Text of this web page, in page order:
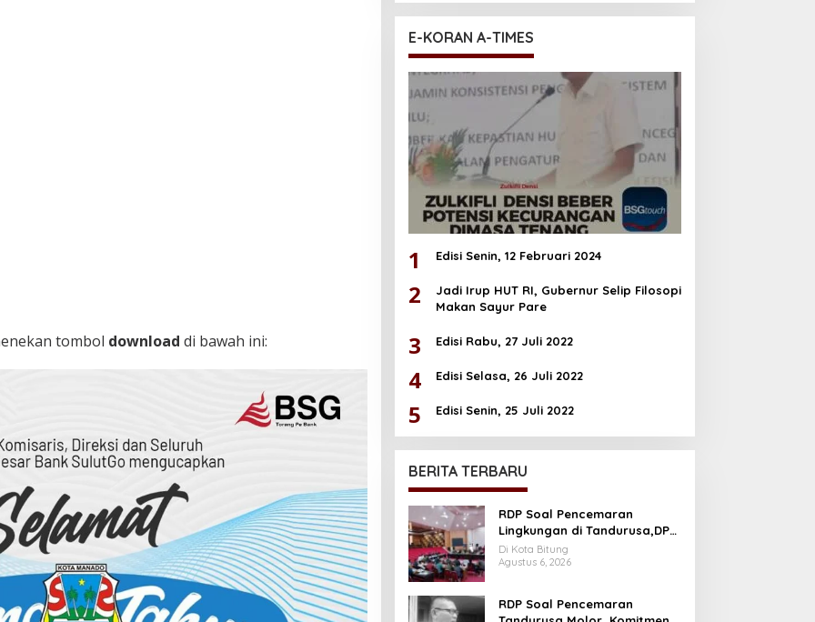
tombol download di bawah ini:
E-KORAN A-TIMES
1 Edisi Senin, 12 Februari 2024
2
Jadi Irup HUT RI, Gubernur Selip Filosopi
Makan Sayur Pare
3 Edisi Rabu, 27 Juli 2022
4 Edisi Selasa, 26 Juli 2022
5 Edisi Senin, 25 Juli 2022
BERITA TERBARU
RDP Soal Pencemaran
Lingkungan di Tandurusa,DPR
Cek Lokasi
Di Kota Bitung
Agustus 6, 2026
RDP Soal Pencemaran